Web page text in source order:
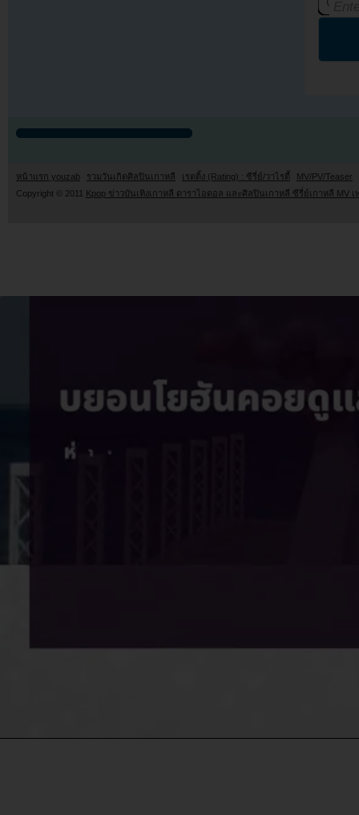
หน้าแรก youzab รวมวันเกิดศิลปินเกาหลี เรตติ้ง (Rating) : ซีรี่ย์/วาไรตี้
MV/PV/Teaser
Copyright © 2011 Kpop ข่าวบันเทิงเกาหลี ดาราไอดอล และศิลปินเกาหลี ซีรี่ย์เกาหลี MV